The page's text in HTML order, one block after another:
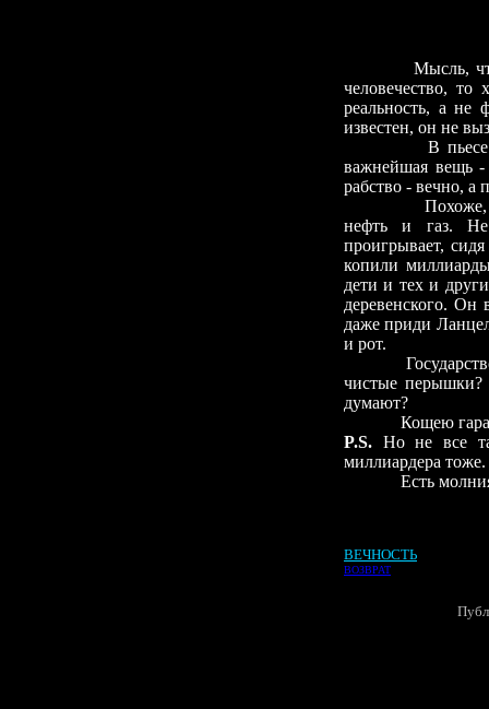
Мысль,
человечество,
реальность, а не
известен, он не
В
важнейшая вещь-
рабство - вечно, а
Похоже,
нефть и газ. Не
проигрывает,
копили
дети и тех и
деревенского.
даже приди
и рот.
чистые перышки?
думают?
Кощею
P.S. Но не все
миллиардера тоже.
Есть
ВЕЧНОСТЬ
ВОЗВРАТ